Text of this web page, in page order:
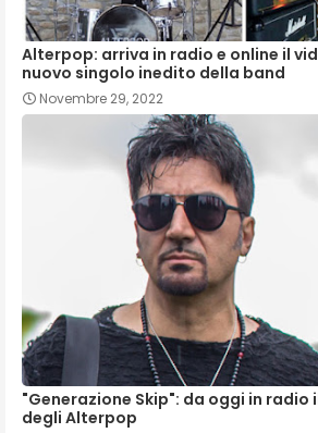
Alterpop: arriva in radio e online il
nuovo singolo inedito della band
Novembre 29, 2022
"Generazione Skip": da oggi in radio
degli Alterpop